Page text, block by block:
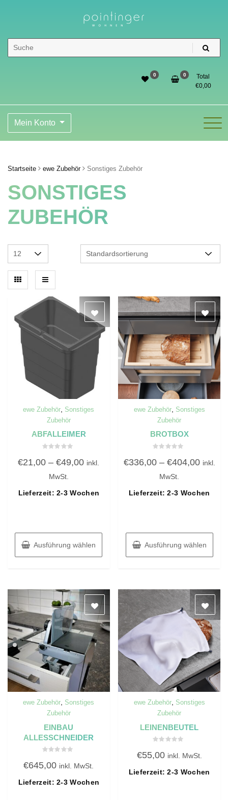
Pointinger Shop
0 0
Total
€0,00
Mein Konto
Startseite ewe Zubehör Sonstiges Zubehör
SONSTIGES
ZUBEHÖR
ewe Zubehör Sonstiges
Zubehör
ABFALLEIMER
mit
0
von
€21,00 –€49,00 inkl.
MwSt.
Lieferzeit: 2-3 Wochen
Ausführung wählen
ewe Zubehör, Sonstiges
Zubehör
BROTBOX
mit
0
von
€336,00– €404,00 inkl.
MwSt.
Lieferzeit: 2-3 Wochen
Ausführung wählen
ewe Zubehör Sonstiges
Zubehör
EINBAU
ALLESSCHNEIDER
mit
0
5
€645,00 inkl. MwSt.
Lieferzeit: 2-3 Wochen
ewe Zubehör, Sonstiges
Zubehör
LEINENBEUTEL
mit
0
5
€55,00 inkl. MwSt.
Lieferzeit: 2-3 Wochen